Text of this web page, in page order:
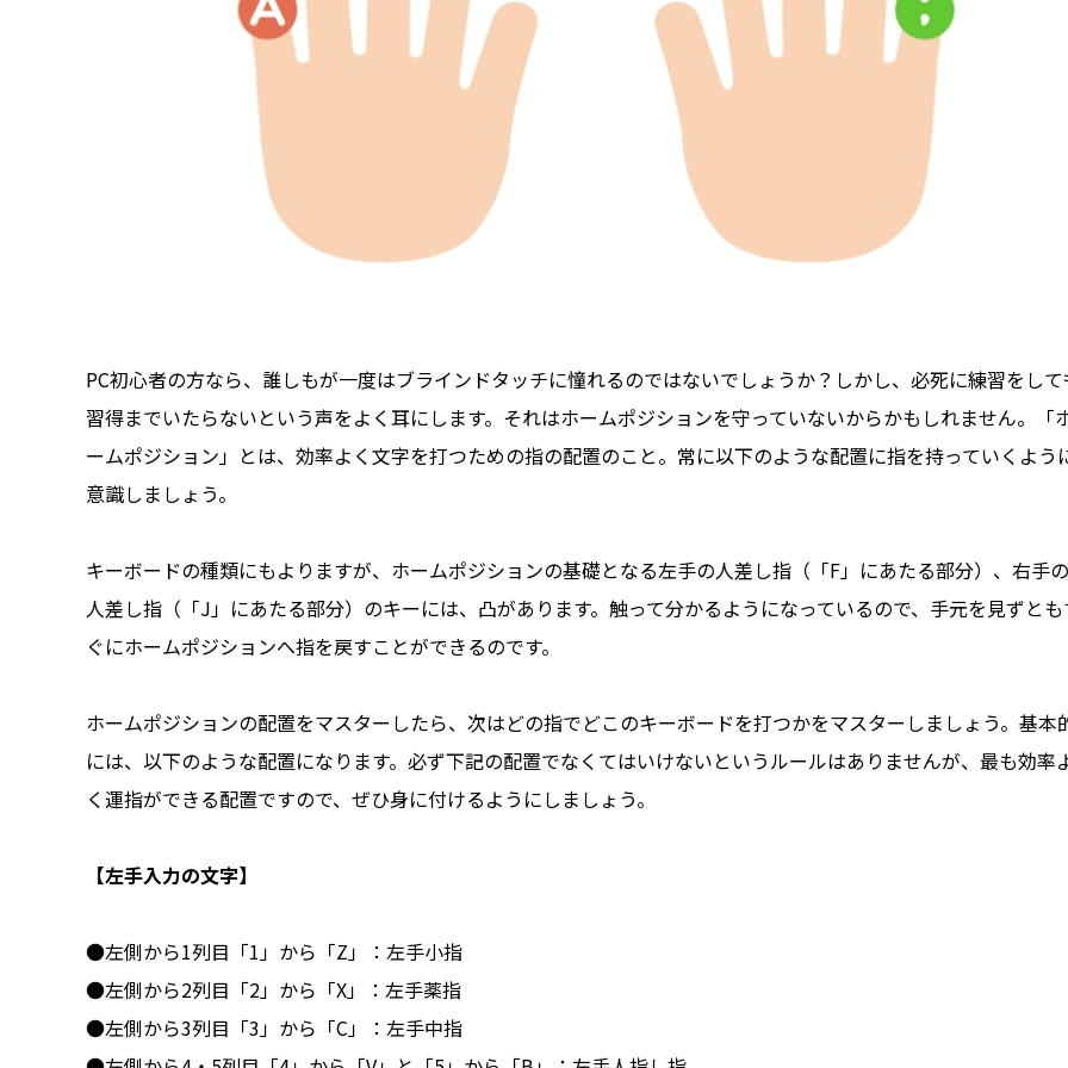
PC初心者の方なら、誰しもが一度はブラインドタッチに憧れるのではないでしょうか？しかし、必死に練習をして
習得までいたらないという声をよく耳にします。それはホームポジションを守っていないからかもしれません。「
ームポジション」とは、効率よく文字を打つための指の配置のこと。常に以下のような配置に指を持っていくよう
意識しましょう。
キーボードの種類にもよりますが、ホームポジションの基礎となる左手の人差し指（「F」にあたる部分）、右手の
人差し指（「J」にあたる部分）のキーには、凸があります。触って分かるようになっているので、手元を見ずとも
ぐにホームポジションへ指を戻すことができるのです。
ホームポジションの配置をマスターしたら、次はどの指でどこのキーボードを打つかをマスターしましょう。基本
には、以下のような配置になります。必ず下記の配置でなくてはいけないというルールはありませんが、最も効率
く運指ができる配置ですので、ぜひ身に付けるようにしましょう。
【左手入力の文字】
●左側から1列目「1」から「Z」：左手小指
●左側から2列目「2」から「X」：左手薬指
●左側から3列目「3」から「C」：左手中指